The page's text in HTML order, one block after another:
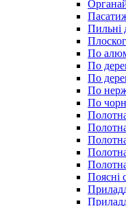
Пильні
По
По
По
По
По
Поясні